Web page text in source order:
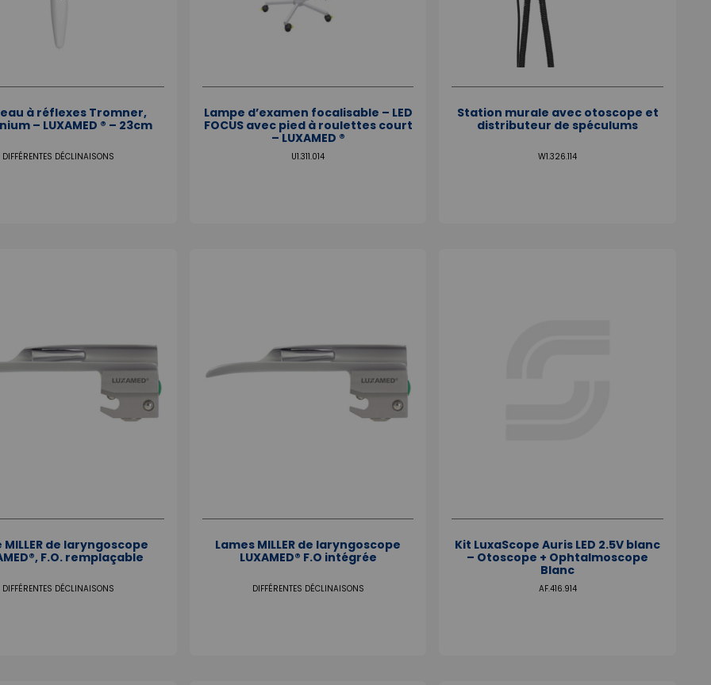
à réflexes Tromner,
– LUXAMED ® – 23cm
DIFFÉRENTES DÉCLINAISONS
Lampe d’examen focalisable – LED
FOCUS avec pied à roulettes court
– LUXAMED ®
U1.311.014
Station murale avec otoscope et
distributeur de spéculums
W1.326.114
MILLER de laryngoscope
F.O. remplaçable
DIFFÉRENTES DÉCLINAISONS
Lames MILLER de laryngoscope
LUXAMED® F.O intégrée
DIFFÉRENTES DÉCLINAISONS
Kit LuxaScope Auris LED 2.5V blanc
– Otoscope + Ophtalmoscope
Blanc
AF.416.914